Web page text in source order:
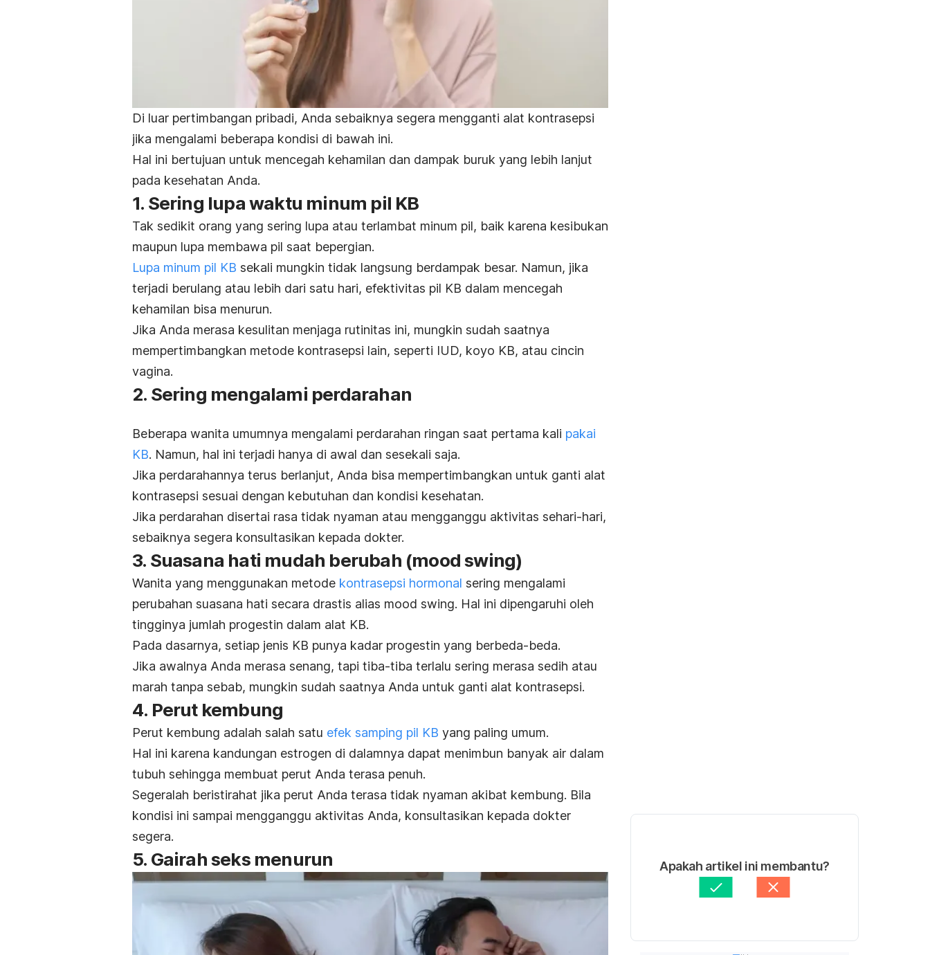
Di luar pertimbangan pribadi, Anda sebaiknya segera mengganti alat kontrasepsi
jika mengalami beberapa kondisi di bawah ini.
Hal ini bertujuan untuk mencegah kehamilan dan dampak buruk yang lebih lanjut
pada kesehatan Anda.
1. Sering lupa waktu minum pil KB
Tak sedikit orang yang sering lupa atau terlambat minum pil, baik karena kesibukan
maupun lupa membawa pil saat bepergian.
Lupa minum pil KB sekali mungkin tidak langsung berdampak besar. Namun, jika
terjadi berulang atau lebih dari satu hari, efektivitas pil KB dalam mencegah
kehamilan bisa menurun.
Jika Anda merasa kesulitan menjaga rutinitas ini, mungkin sudah saatnya
mempertimbangkan metode kontrasepsi lain, seperti IUD, koyo KB, atau cincin
vagina.
2. Sering mengalami perdarahan
Beberapa wanita umumnya mengalami perdarahan ringan saat pertama kali pakai
KB. Namun, hal ini terjadi hanya di awal dan sesekali saja.
Jika perdarahannya terus berlanjut, Anda bisa mempertimbangkan untuk ganti alat
kontrasepsi sesuai dengan kebutuhan dan kondisi kesehatan.
Jika perdarahan disertai rasa tidak nyaman atau mengganggu aktivitas sehari-hari,
sebaiknya segera konsultasikan kepada dokter.
3. Suasana hati mudah berubah (mood swing)
Wanita yang menggunakan metode kontrasepsi hormonal sering mengalami
perubahan suasana hati secara drastis alias mood swing. Hal ini dipengaruhi oleh
tingginya jumlah progestin dalam alat KB.
Pada dasarnya, setiap jenis KB punya kadar progestin yang berbeda-beda.
Jika awalnya Anda merasa senang, tapi tiba-tiba terlalu sering merasa sedih atau
marah tanpa sebab, mungkin sudah saatnya Anda untuk ganti alat kontrasepsi.
4. Perut kembung
Perut kembung adalah salah satu efek samping pil KB yang paling umum.
Hal ini karena kandungan estrogen di dalamnya dapat menimbun banyak air dalam
tubuh sehingga membuat perut Anda terasa penuh.
Segeralah beristirahat jika perut Anda terasa tidak nyaman akibat kembung. Bila
kondisi ini sampai mengganggu aktivitas Anda, konsultasikan kepada dokter
segera.
5. Gairah seks menurun Apakah artikel ini membantu?